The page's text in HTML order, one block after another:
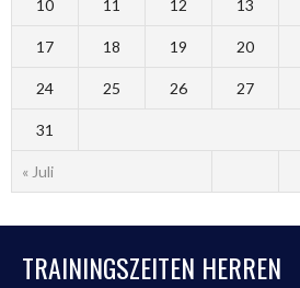
« Juli
10 11 12 13
17 18 19 20
24 25 26 27
31
TRAININGSZEITEN HERREN